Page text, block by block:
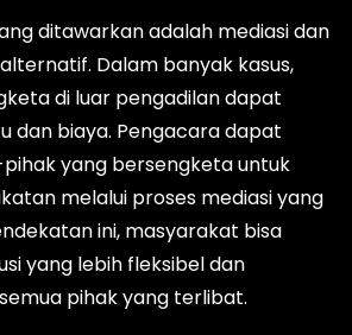
ditawarkan adalah mediasi dan
Dalam banyak kasus,
di luar pengadilan dapat
dan biaya. Pengacara dapat
yang bersengketa untuk
melalui proses mediasi yang
ini, masyarakat bisa
yang lebih fleksibel dan
pihak yang terlibat.